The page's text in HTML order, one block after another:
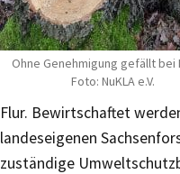
Ohne Genehmigung gefällt bei
Foto: NuKLA e.V.
Flur. Bewirtschaftet
landeseigenen
zuständige